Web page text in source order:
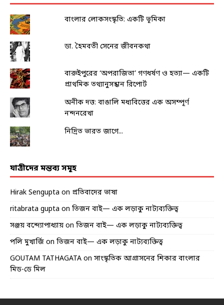
বাংলার লোকসংস্কৃতি: একটি ভূমিকা
ডা. হৈমবতী সেনের জীবনকথা
বারুইপুরের ‘অপরাজিতা’ গণধর্ষণ ও হত্যা— একটি
প্রাথমিক তথ্যানুসন্ধান রিপোর্ট
অনীক দত্ত: বাঙালি মধ্যবিত্তের এক অসম্পূর্ণ
নন্দনরেখা
নিদ্রিত ভারত জাগে...
যাত্রীদের মন্তব্য সমূহ
Hirak Sengupta on প্রতিবাদের ভাষা
ritabrata gupta on তিজন বাই— এক লড়াকু নাট্যব্যক্তিত্ব
সঞ্জয় বন্দ্যোপাধ্যায় on তিজন বাই— এক লড়াকু নাট্যব্যক্তিত্ব
পলি মুখার্জি on তিজন বাই— এক লড়াকু নাট্যব্যক্তিত্ব
GOUTAM TATHAGATA on সাংস্কৃতিক আগ্রাসনের শিকার বাংলার
মিড-ডে মিল